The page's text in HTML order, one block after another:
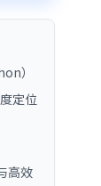
）
定位
高效